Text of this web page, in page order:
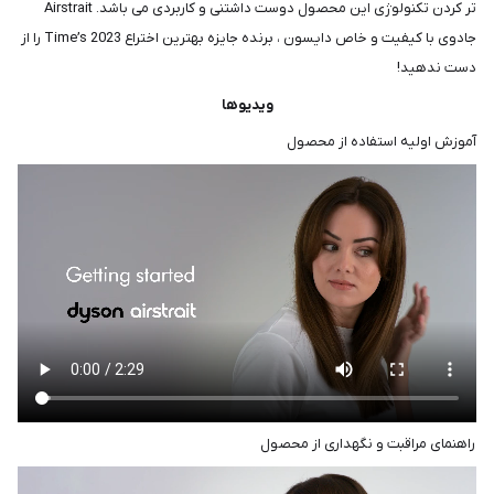
تر کردن تکنولوژی این محصول دوست داشتنی و کاربردی می باشد. Airstrait
جادوی با کیفیت و خاص دایسون ، برنده جایزه بهترین اختراع 2023 Time’s را از
دست ندهید!
ویدیوها
آموزش اولیه استفاده از محصول
راهنمای مراقبت و نگهداری از محصول